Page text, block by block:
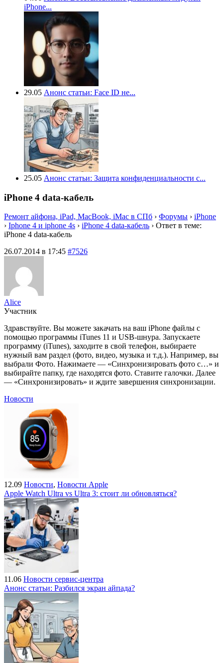
iPhone...
29.05 Анонс статьи: Face ID не...
25.05 Анонс статьи: Защита конфиденциальности с...
iPhone 4 data-кабель
Ремонт айфона, iPad, MacBook, iMac в СПб › Форумы › iPhone
› Iphone 4 и iphone 4s › iPhone 4 data-кабель › Ответ в теме:
iPhone 4 data-кабель
26.07.2014 в 17:45 #7526
Alice
Участник
Здравствуйте. Вы можете закачать на ваш iPhone файлы с
помощью программы iTunes 11 и USB-шнура. Запускаете
программу (iTunes), заходите в свой телефон, выбираете
нужный вам раздел (фото, видео, музыка и т.д.). Например, вы
выбрали Фото. Нажимаете — «Синхронизировать фото с…» и
выбирайте папку, где находятся фото. Ставите галочки. Далее
— «Синхронизировать» и ждите завершения синхронизации.
Новости
12.09 Новости, Новости Apple
Apple Watch Ultra vs Ultra 3: стоит ли обновляться?
11.06 Новости сервис-центра
Анонс статьи: Разбился экран айпада?